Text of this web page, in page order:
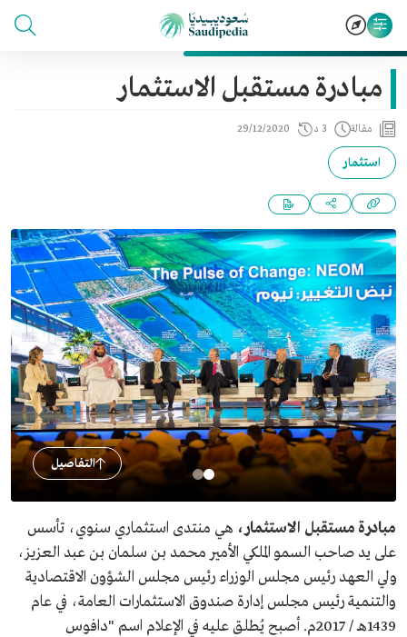
مبادرة مستقبل الاستثمار
مقالة 3 د 29/12/2020
استثمار
التفاصيل
مبادرة مستقبل الاستثمار، هي منتدى استثماري سنوي، تأسس
على يد صاحب السمو الملكي الأمير محمد بن سلمان بن عبد العزيز،
ولي العهد رئيس مجلس الوزراء رئيس مجلس الشؤون الاقتصادية
والتنمية رئيس مجلس إدارة صندوق الاستثمارات العامة، في عام
1439هـ / 2017م. أصبح يُطلق عليه في الإعلام اسم "دافوس